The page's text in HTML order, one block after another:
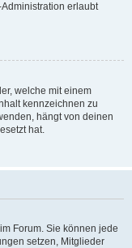
erlaubt
welche mit einem
kennzeichnen zu
hängt von deinen
hat.
Forum. Sie können jede
setzen, Mitglieder